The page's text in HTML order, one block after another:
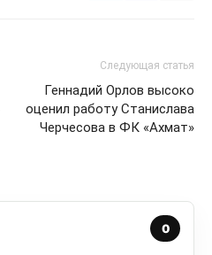
Следующая статья
Геннадий Орлов высоко
оценил работу Станислава
Черчесова в ФК «Ахмат»
0